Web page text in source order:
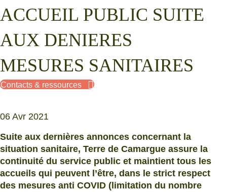
ACCUEIL PUBLIC SUITE
AUX DENIERES
MESURES SANITAIRES
Contacts & ressources
06 Avr 2021
Suite aux dernières annonces concernant la
situation sanitaire, Terre de Camargue assure la
continuité du service public et maintient tous les
accueils qui peuvent l’être, dans le strict respect
des mesures anti COVID (limitation du nombre